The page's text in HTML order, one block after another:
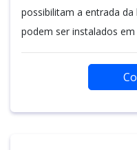
possibilitam a entrada
podem ser instalados